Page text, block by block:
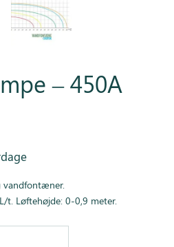
– 450A
vandfontæner.
t. Løftehøjde: 0-0,9 meter.